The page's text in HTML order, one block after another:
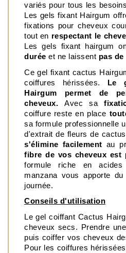
variés pour tous les
Les gels fixant Hairgum
fixations pour cheveux
tout en respectant le
Les gels fixant hairgum
durée et ne laissent pas
Ce gel fixant cactus
coiffures hérissées. Le
Hairgum permet de
cheveux. Avec sa
coiffure reste en place
sa formule professionnelle
s'élimine facilement au
fibre de vos cheveux est
formule riche en
manzana vous apporte
journée.
Conseils d'utilisation
Le gel coiffant Cactus
cheveux secs. Prendre
puis coiffer vos cheveux
Pour les coiffures